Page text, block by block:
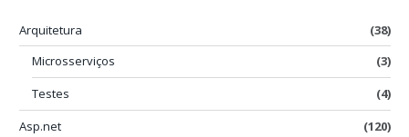
Arquitetura
(38)
Microsserviços
(3)
Testes
(4)
Asp.net
(120)